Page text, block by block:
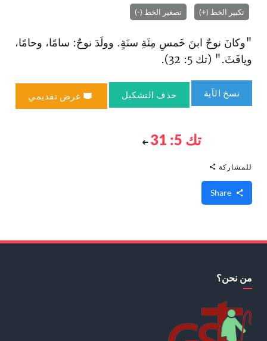
تكبير الخط (+) تصغير الخط (-)
"وكانَ نوحٌ ابنَ خَمسِ مِئَةِ سنَةٍ. وولَدَ نوحٌ: سامًا، وحامًا،
ويافَثَ." (تك 5: 32).
نسخ الآية حذف التشكيل عرض تقديمي
تك 5: 31
للمشاركة
من نحن؟